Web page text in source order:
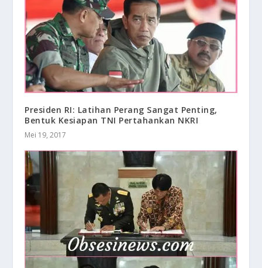
Presiden RI: Latihan Perang Sangat Penting,
Bentuk Kesiapan TNI Pertahankan NKRI
Mei 19, 2017